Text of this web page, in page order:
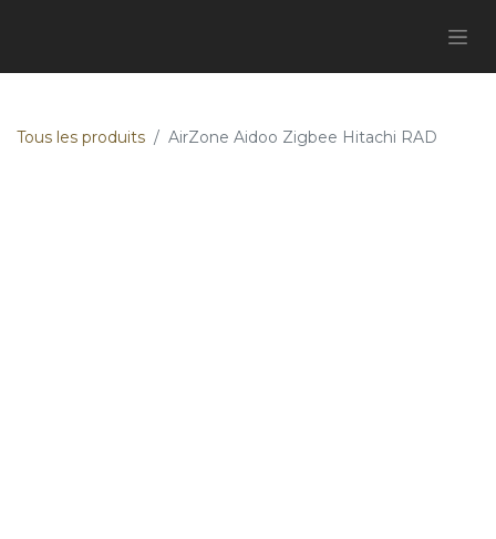
Tous les produits AirZone Aidoo Zigbee Hitachi RAD